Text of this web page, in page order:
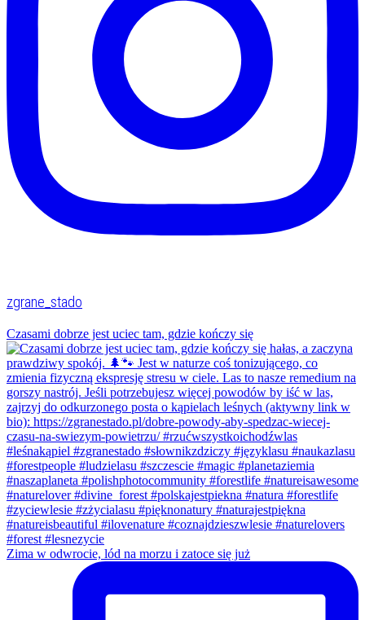
zgrane_stado
Czasami dobrze jest uciec tam, gdzie kończy się
Zima w odwrocie, lód na morzu i zatoce się już